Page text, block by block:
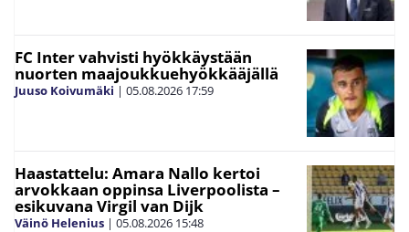
FC Inter vahvisti hyökkäystään
nuorten maajoukkuehyökkääjällä
Juuso Koivumäki | 05.08.2026 17:59
Haastattelu: Amara Nallo kertoi
arvokkaan oppinsa Liverpoolista –
esikuvana Virgil van Dijk
Väinö Helenius | 05.08.2026 15:48